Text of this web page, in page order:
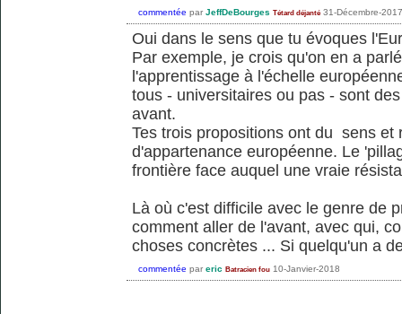
commentée par JeffDeBourges Tétard déjanté 31-Décembre-2017
Oui dans le sens que tu évoques
Par exemple, je crois qu'on en a
l'apprentissage à l'échelle
tous - universitaires ou pas - sont
avant.
Tes trois propositions ont du sens et
d'appartenance européenne. Le
frontière face auquel une vraie
Là où c'est difficile avec le genre de
comment aller de l'avant, avec qui,
choses concrètes ... Si quelqu'un a
commentée par eric Batracien fou 10-Janvier-2018